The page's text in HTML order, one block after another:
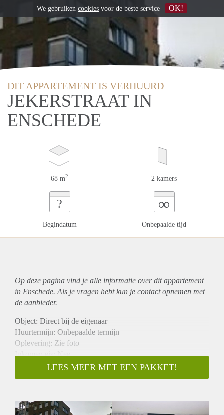
DIT APPARTEMENT IS VERHUURD
JEKERSTRAAT IN
ENSCHEDE
68 m2 2 kamers
?
Begindatum
∞
Onbepaalde tijd
Op deze pagina vind je alle informatie over ditappartement
in Enschede. Als je vragen hebt kun je contact opnemen met
de aanbieder.
Object: Direct bij de eigenaar
Huurtermijn: Onbepaalde termijn
Oplevering: Zie foto
Inkomen eis: Nee
Garantiestelling mogelijk: Nee
Borg: 1 Maand
Huisdieren toegestaan: Afhankelijk van de Eigenaar
LEES MEER MET EEN PAKKET!
We gebruiken cookies voor de beste service OK!